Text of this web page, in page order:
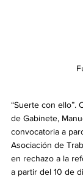
“Suerte con ello”.
de Gabinete,
convocatoria a
Asociación de
en rechazo a la
a partir del 10 de